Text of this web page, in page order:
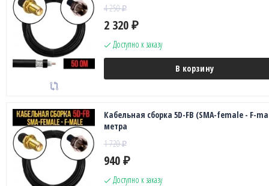
4 250₽
2 320 ₽
Доступно к заказу
В корзину
Кабельная сборка 5D-FB (SMA-female - F-
метра
1 720₽
940 ₽
Доступно к заказу